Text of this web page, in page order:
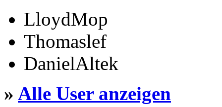
LloydMop
Thomaslef
DanielAltek
» Alle User anzeigen